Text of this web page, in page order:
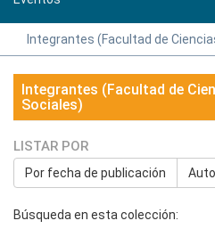
Integrantes (Facultad de
Integrantes (Facultad de
Sociales)
LISTAR POR
Por fecha de publicación
Búsqueda en esta colección: